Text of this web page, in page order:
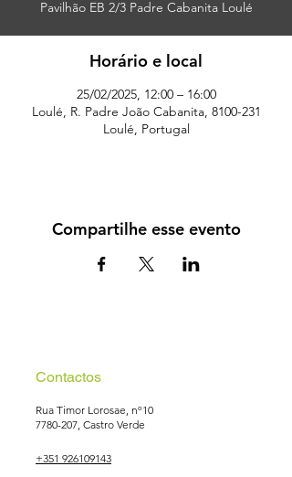
Horário e local
25/02/2025, 12:00 – 16:00
Loulé, R. Padre João Cabanita, 8100-231
Loulé, Portugal
Compartilhe esse evento
Contactos
Rua Timor Lorosae, nº10
7780-207, Castro Verde
+351 926109143